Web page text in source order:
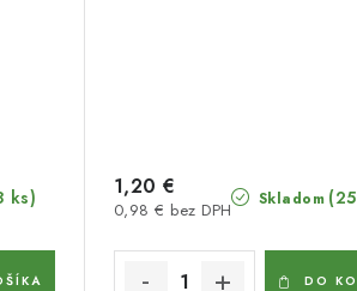
ks) Skladom
0,98 € bez DPH
1,20 €
DO